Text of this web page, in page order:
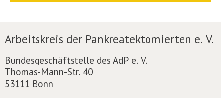
Arbeitskreis der Pankreatektomierten e. V.
Bundesgeschäftstelle des AdP e. V.
Thomas-Mann-Str. 40
53111 Bonn